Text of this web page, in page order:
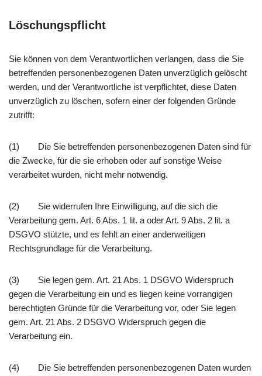
Löschungspflicht
Sie können von dem Verantwortlichen verlangen, dass die Sie
betreffenden personenbezogenen Daten unverzüglich gelöscht
werden, und der Verantwortliche ist verpflichtet, diese Daten
unverzüglich zu löschen, sofern einer der folgenden Gründe
zutrifft:
(1) Die Sie betreffenden personenbezogenen Daten sind für
die Zwecke, für die sie erhoben oder auf sonstige Weise
verarbeitet wurden, nicht mehr notwendig.
(2) Sie widerrufen Ihre Einwilligung, auf die sich die
Verarbeitung gem. Art. 6 Abs. 1 lit. a oder Art. 9 Abs. 2 lit. a
DSGVO stützte, und es fehlt an einer anderweitigen
Rechtsgrundlage für die Verarbeitung.
(3) Sie legen gem. Art. 21 Abs. 1 DSGVO Widerspruch
gegen die Verarbeitung ein und es liegen keine vorrangigen
berechtigten Gründe für die Verarbeitung vor, oder Sie legen
gem. Art. 21 Abs. 2 DSGVO Widerspruch gegen die
Verarbeitung ein.
(4) Die Sie betreffenden personenbezogenen Daten wurden